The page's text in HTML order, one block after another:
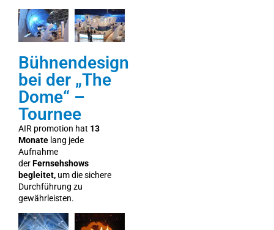
Bühnendesign
bei der „The
Dome“ –
Tournee
AIR promotion hat 13
Monate lang jede
Aufnahme
derFernsehshows
begleitet, um die sichere
Durchführung zu
gewährleisten.